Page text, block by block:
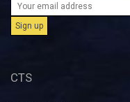
CTS